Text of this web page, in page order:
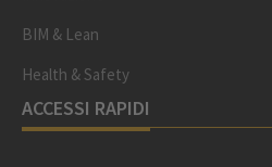
BIM & Lean
Health & Safety
ACCESSI RAPIDI